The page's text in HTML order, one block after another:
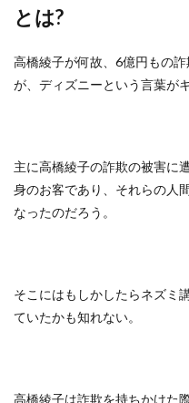
とは?
高橋綾子が何故、6億円もの
が、ディズニーという言葉が
主に高橋綾子の詐欺の被害に
身のお客であり、それらの人
なったのだろう。
そこにはもしかしたらネズミ
ていたかも知れない。
高橋綾子は詐欺を持ちかけた